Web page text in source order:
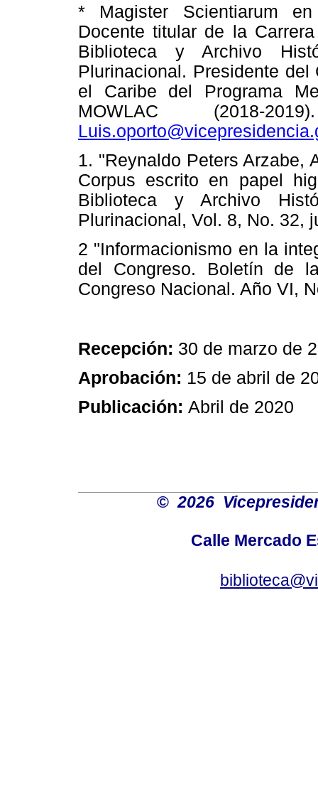
* Magister Scientiarum
Docente titular de la
Biblioteca y Archivo
Plurinacional. Presidente
el Caribe del Programa
MOWLAC
1. "Reynaldo Peters Arzabe,
Corpus escrito en papel
Biblioteca y Archivo
Plurinacional, Vol. 8, No. 32,
2 "Informacionismo en la
del Congreso. Boletín de
Congreso Nacional. Año VI,
Recepción: 30 de marzo de
Aprobación: 15 de abril de
Publicación: Abril de 2020
© 2026
Calle Mercado